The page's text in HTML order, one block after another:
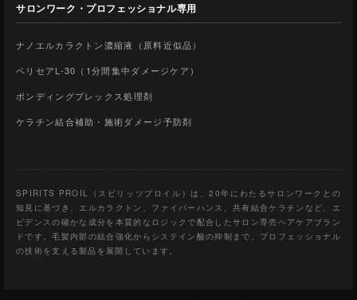
サロンワーク・プロフェッショナル専用
ナノエルカラクトン濃縮液（原料近似品）
ペリセアL-30（1分間集中ダメージケア）
ボンディングプレックス処理剤
ケラチン結合補助・施術ダメージ予防剤
SPIRITS PROIL（スピリッツプロイル）は、20年にわたるサロンワークとの
知見に基づき、エルカラクトン、ファイバーハンス、共有結合ケラチンなど、エ
ビデンスの確かな成分を本質的なロジックで配合したサロン専売ヘアケアブラン
ドです。毛髪内部の結合強化からシステイン酸の抑制まで、プロフェッショナル
の技術を支える製品を展開しています。